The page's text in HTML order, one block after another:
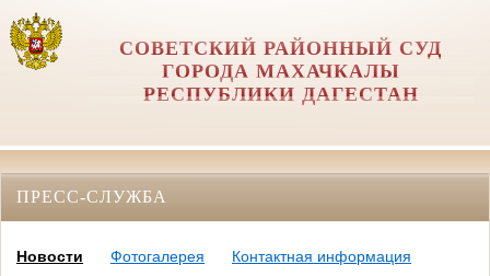
СОВЕТСКИЙ РАЙОННЫЙ СУД
ГОРОДА МАХАЧКАЛЫ
РЕСПУБЛИКИ ДАГЕСТАН
ПРЕСС-СЛУЖБА
Новости Фотогалерея
Контактная информация